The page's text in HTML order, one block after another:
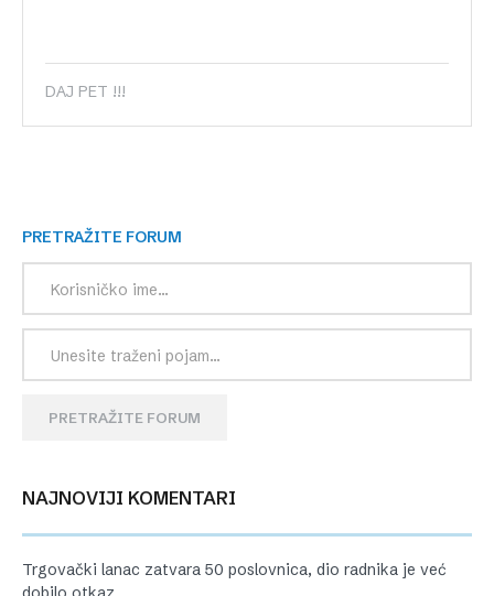
DAJ PET !!!
PRETRAŽITE FORUM
PRETRAŽITE FORUM
NAJNOVIJI KOMENTARI
Trgovački lanac zatvara 50 poslovnica, dio radnika je već